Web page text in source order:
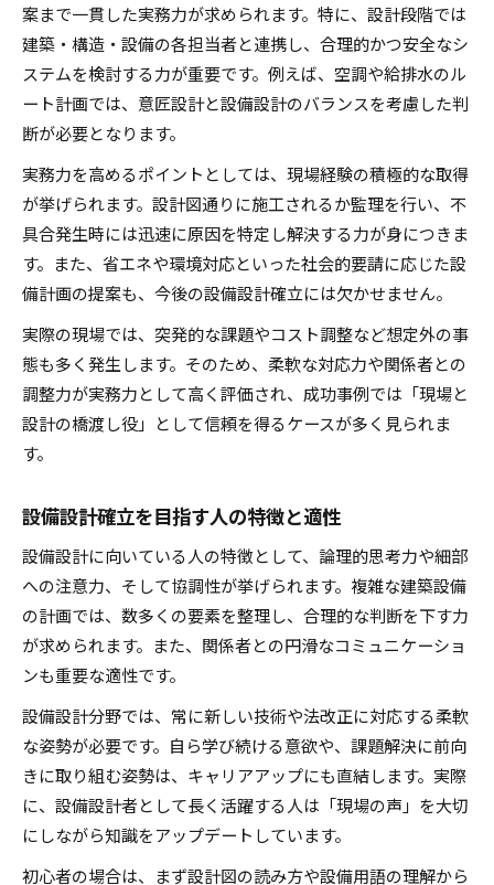
案まで一貫した実務力が求められます。特に、設計段階では
建築・構造・設備の各担当者と連携し、合理的かつ安全なシ
ステムを検討する力が重要です。例えば、空調や給排水のル
ート計画では、意匠設計と設備設計のバランスを考慮した判
断が必要となります。
実務力を高めるポイントとしては、現場経験の積極的な取得
が挙げられます。設計図通りに施工されるか監理を行い、不
具合発生時には迅速に原因を特定し解決する力が身につきま
す。また、省エネや環境対応といった社会的要請に応じた設
備計画の提案も、今後の設備設計確立には欠かせません。
実際の現場では、突発的な課題やコスト調整など想定外の事
態も多く発生します。そのため、柔軟な対応力や関係者との
調整力が実務力として高く評価され、成功事例では「現場と
設計の橋渡し役」として信頼を得るケースが多く見られま
す。
設備設計確立を目指す人の特徴と適性
設備設計に向いている人の特徴として、論理的思考力や細部
への注意力、そして協調性が挙げられます。複雑な建築設備
の計画では、数多くの要素を整理し、合理的な判断を下す力
が求められます。また、関係者との円滑なコミュニケーショ
ンも重要な適性です。
設備設計分野では、常に新しい技術や法改正に対応する柔軟
な姿勢が必要です。自ら学び続ける意欲や、課題解決に前向
きに取り組む姿勢は、キャリアアップにも直結します。実際
に、設備設計者として長く活躍する人は「現場の声」を大切
にしながら知識をアップデートしています。
初心者の場合は、まず設計図の読み方や設備用語の理解から